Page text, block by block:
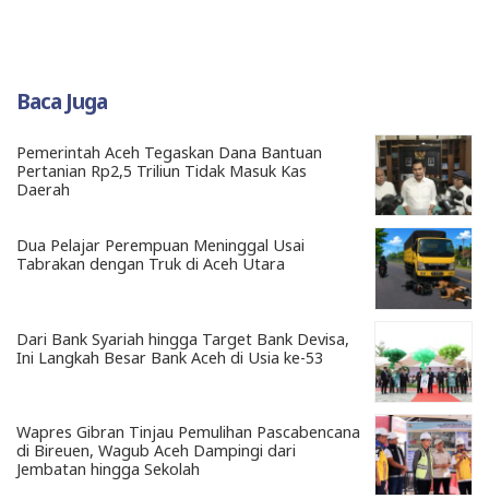
Baca Juga
Pemerintah Aceh Tegaskan Dana Bantuan
Pertanian Rp2,5 Triliun Tidak Masuk Kas
Daerah
Dua Pelajar Perempuan Meninggal Usai
Tabrakan dengan Truk di Aceh Utara
Dari Bank Syariah hingga Target Bank Devisa,
Ini Langkah Besar Bank Aceh di Usia ke-53
Wapres Gibran Tinjau Pemulihan Pascabencana
di Bireuen, Wagub Aceh Dampingi dari
Jembatan hingga Sekolah